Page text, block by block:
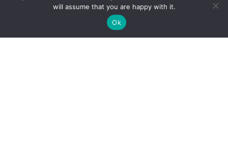
will assume that you are happy with it.
Ok